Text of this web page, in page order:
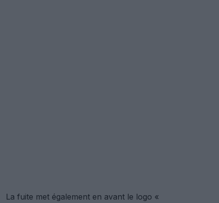
La fuite met également en avant le logo «